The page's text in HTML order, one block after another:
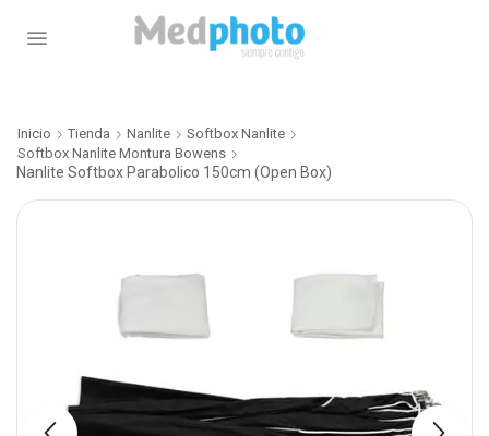
Inicio Tienda Nanlite
Softbox Nanlite
Softbox Nanlite Montura Bowens
Nanlite Softbox Parabolico 150cm (Open Box)